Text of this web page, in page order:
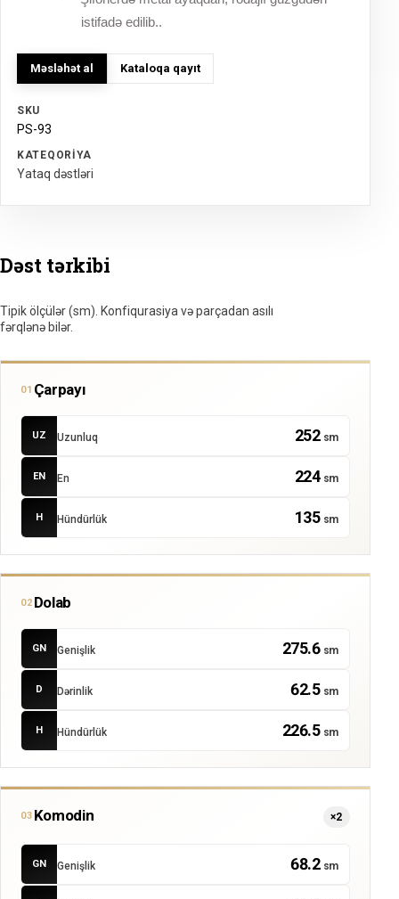
istifadə edilib..
Məsləhət al Kataloqa qayıt
SKU
PS-93
KATEQORIYA
Yataq dəstləri
Dəst tərkibi
Tipik ölçülər (sm). Konfiqurasiya və parçadan asılı
fərqlənə bilər.
01 Çarpayı
UZ Uzunluq 252 sm
EN En 224 sm
H Hündürlük 135 sm
02 Dolab
GN Genişlik 275.6 sm
D Dərinlik 62.5 sm
H Hündürlük 226.5 sm
03 Komodin ×2
GN Genişlik 68.2 sm